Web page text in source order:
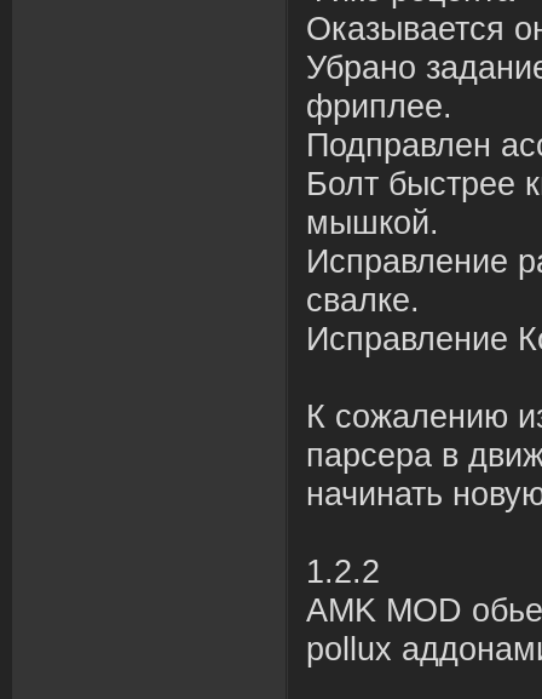
Оказывается
Убрано
фриплее.
Подправлен
Болт быстрее
мышкой.
Исправление
свалке.
Исправление
К сожалению
парсера в
начинать
1.2.2
AMK MOD
pollux